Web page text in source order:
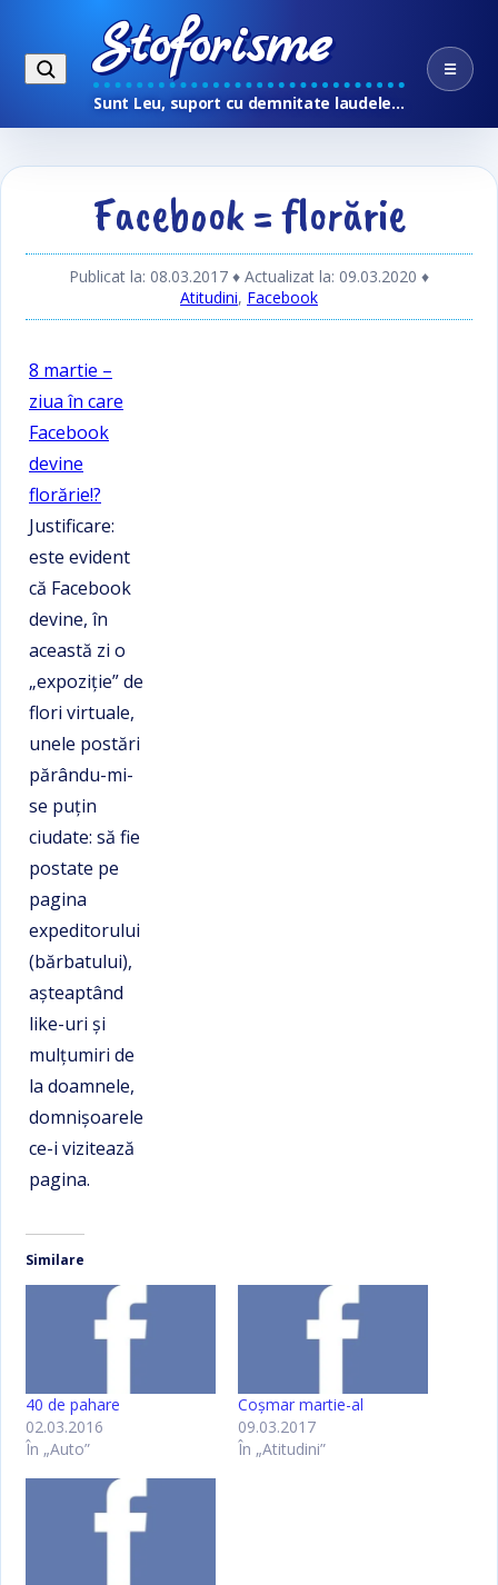
Stoforisme
Sunt Leu, suport cu demnitate laudele…
☰
Facebook = florărie
Publicat la: 08.03.2017 ♦ Actualizat la: 09.03.2020 ♦
Atitudini, Facebook
8 martie –
ziua în care
Facebook
devine
florărie!?
Justificare:
este evident
că Facebook
devine, în
această zi o
„expoziţie” de
flori virtuale,
unele postări
părându-mi-
se puţin
ciudate: să fie
postate pe
pagina
expeditorului
(bărbatului),
aşteaptând
like-uri şi
mulţumiri de
la doamnele,
domnişoarele
ce-i vizitează
pagina.
Similare
40 de pahare
02.03.2016
În „Auto”
Coşmar martie-al
09.03.2017
În „Atitudini”